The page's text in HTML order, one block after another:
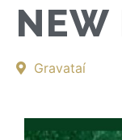
NEW
Gravataí